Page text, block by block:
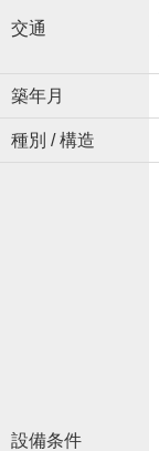
交通
築年月
種別 / 構造
設備条件